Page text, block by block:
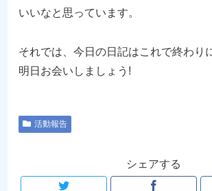
いいなと思っています。
それでは、今日の日記はこれで終わり
明日お会いしましょう!
活動報告
シェアする